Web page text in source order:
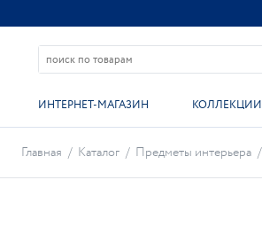
ИНТЕРНЕТ-МАГАЗИН КОЛЛЕКЦИИ
Главная / Каталог / Предметы интерьера /